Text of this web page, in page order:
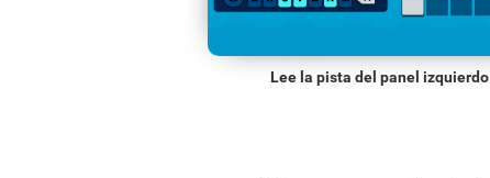
Lee la pista del panel izquierdo